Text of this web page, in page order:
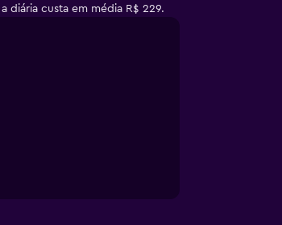
diária custa em média R$ 229.